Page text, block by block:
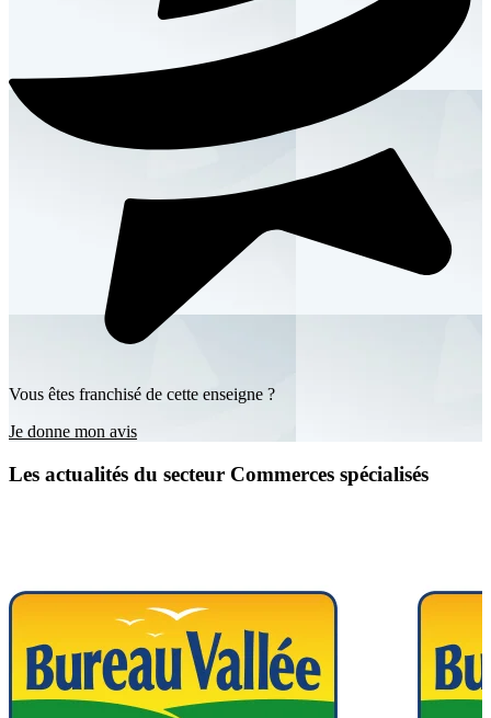
Vous êtes franchisé de cette enseigne ?
Je donne mon avis
Les actualités du secteur Commerces spécialisés